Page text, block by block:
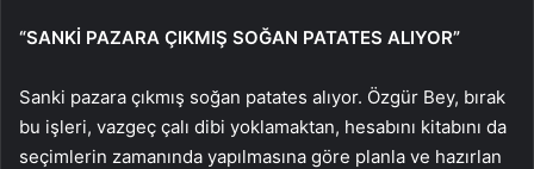
“SANKİ PAZARA ÇIKMIŞ SOĞAN PATATES ALIYOR”
Sanki pazara çıkmış soğan patates alıyor. Özgür Bey, bırak
bu işleri, vazgeç çalı dibi yoklamaktan, hesabını kitabını da
seçimlerin zamanında yapılmasına göre planla ve hazırlan